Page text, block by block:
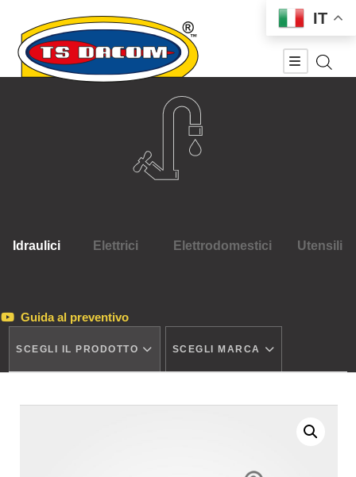
Idraulici Elettrici Elettrodomestici Utensili
Guida al preventivo
SCEGLI IL PRODOTTO SCEGLI MARCA
IT